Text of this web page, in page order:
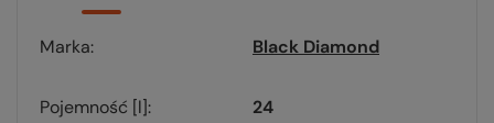
Marka Black Diamond
Pojemność [l]
24